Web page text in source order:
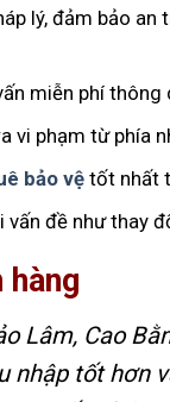
lý, đảm bảo
miễn phí thông
vi phạm từ phía
bảo vệtốt nhất
đề như thay
hàng
Lâm, Cao
nhập tốt hơn